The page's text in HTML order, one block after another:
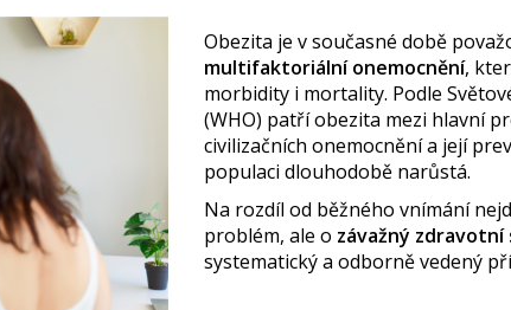
Obezita je v současné době
multifaktoriální onemocnění,
morbidity i mortality. Podle
(WHO) patří obezita mezi hlavní
civilizačních onemocnění a její
populaci dlouhodobě narůstá.
Na rozdíl od běžného vnímání
problém, ale o závažný zdravotní
systematický a odborně vedený